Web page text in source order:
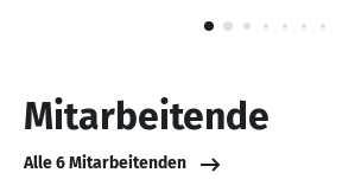
1
Mitarbeitende
Alle 6 Mitarbeitenden